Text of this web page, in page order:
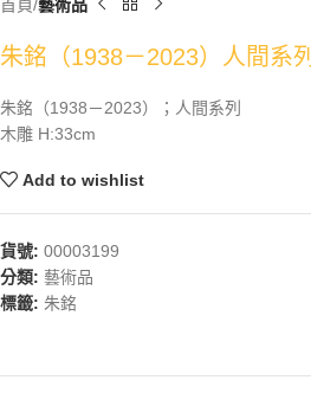
首頁 藝術品
朱銘（1938－2023）人間系列
朱銘（1938－2023）；人間系列
木雕 H:33cm
Add to wishlist
貨號: 00003199
分類: 藝術品
標籤: 朱銘